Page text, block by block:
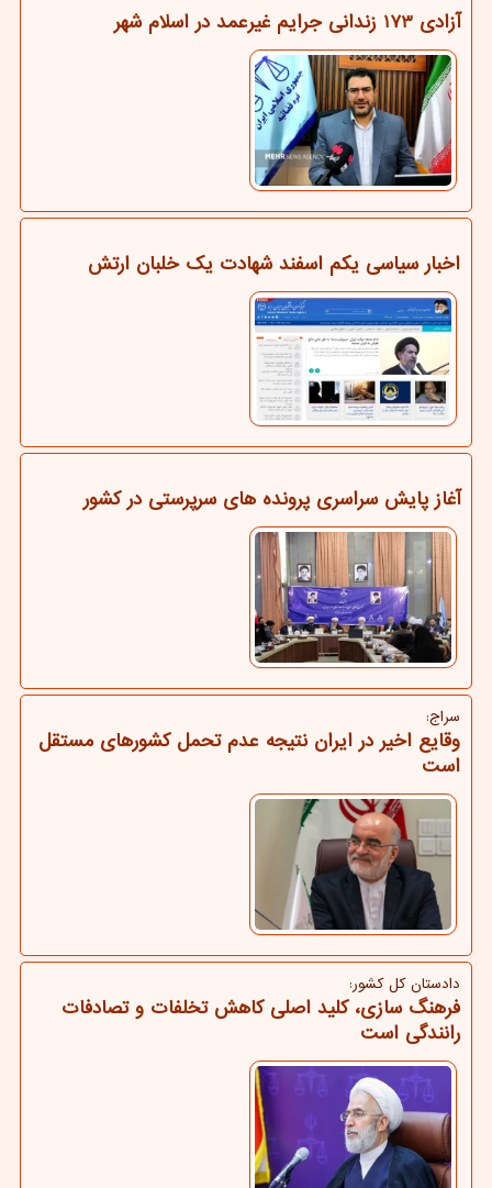
آزادی 173 زندانی جرایم غیرعمد در اسلام شهر
اخبار سیاسی یکم اسفند شهادت یک خلبان ارتش
آغاز پایش سراسری پرونده های سرپرستی در کشور
سراج:
وقایع اخیر در ایران نتیجه عدم تحمل کشورهای مستقل
است
دادستان كل كشور:
فرهنگ سازی، کلید اصلی کاهش تخلفات و تصادفات
رانندگی است